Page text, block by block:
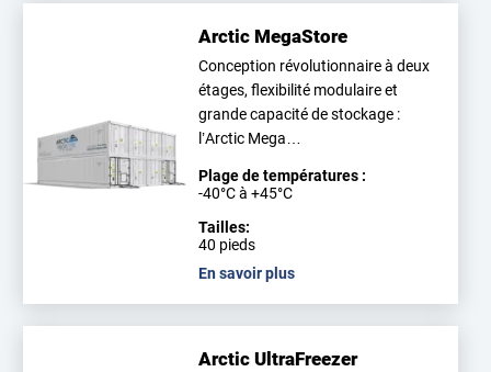
Arctic MegaStore
Conception révolutionnaire à deux
étages, flexibilité modulaire et
grande capacité de stockage :
l’Arctic Mega…
Plage de températures :
-40°C à +45°C
Tailles:
40 pieds
En savoir plus
Arctic UltraFreezer